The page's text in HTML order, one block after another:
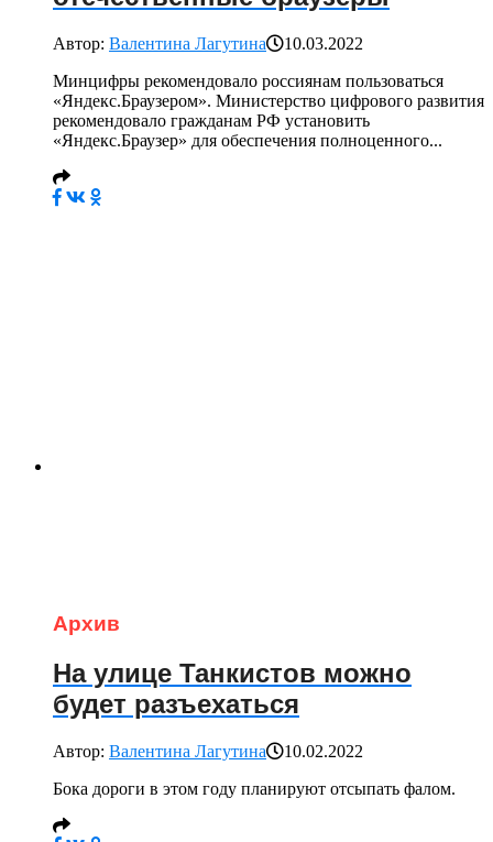
Автор: Валентина Лагутина
10.03.2022
Минцифры рекомендовало россиянам пользоваться
«Яндекс.Браузером». Министерство цифрового развития
рекомендовало гражданам РФ установить
«Яндекс.Браузер» для обеспечения полноценного...
Архив
На улице Танкистов можно
будет разъехаться
Автор: Валентина Лагутина
10.02.2022
Бока дороги в этом году планируют отсыпать фалом.